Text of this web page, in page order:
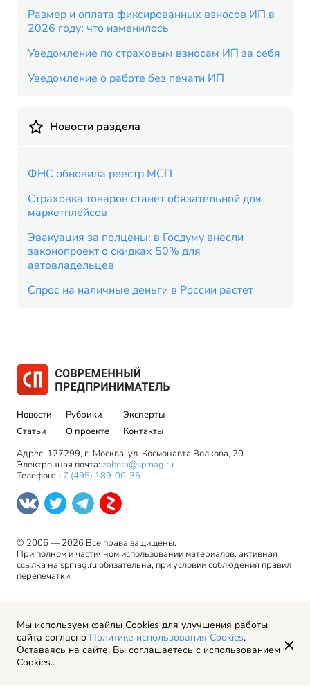
Размер и оплата фиксированных взносов ИП в
2026 году: что изменилось
Уведомление по страховым взносам ИП за себя
Уведомление о работе без печати ИП
Новости раздела
ФНС обновила реестр МСП
Страховка товаров станет обязательной для
маркетплейсов
Эвакуация за полцены: в Госдуму внесли
законопроект о скидках 50% для
автовладельцев
Спрос на наличные деньги в России растет
Новости
Статьи
Рубрики
О проекте
Эксперты
Контакты
Адрес: 127299, г. Москва, ул. Космонавта Волкова, 20
Электронная почта: zabota@spmag.ru
Телефон: +7 (495) 189-00-35
© 2006 — 2026 Все права защищены.
При полном и частичном использовании материалов, активная
ссылка на spmag.ru обязательна, при условии соблюдения правил
перепечатки.
права
Пользовательское соглашение
Политика обработки персональных данных
Рекламодателям
Мы используем файлы Cookies для улучшения работы
сайта согласно Политике использования Cookies.
Оставаясь на сайте, Вы соглашаетесь с использованием
Cookies..